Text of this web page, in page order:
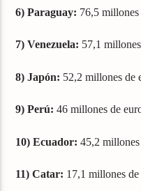
6) Paraguay: 76,5 millones
7) Venezuela: 57,1
8) Japón: 52,2 millones de
9) Perú: 46 millones de
10) Ecuador: 45,2 millones
11) Catar: 17,1 millones de